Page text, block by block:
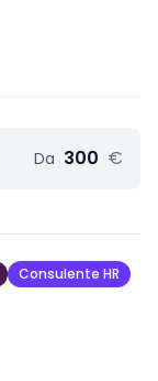
Da 300 €
Consulente HR